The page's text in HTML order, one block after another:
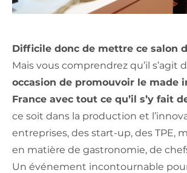
Difficile donc de mettre ce salon
Mais vous comprendrez qu’il s’agit
occasion de promouvoir le made
France avec tout ce qu’il s’y fait
ce soit dans la production et
entreprises, des start-up, des TPE,
en matière de gastronomie, de
Un événement incontournable